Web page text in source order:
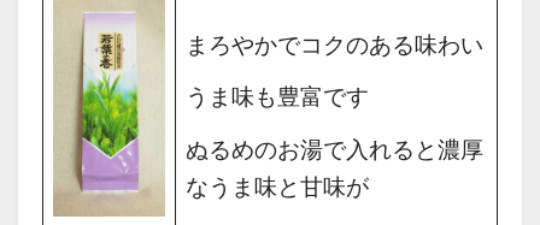
まろやかでコクのある味わい
うま味も豊富です
ぬるめのお湯で入れると濃厚
なうま味と甘味が